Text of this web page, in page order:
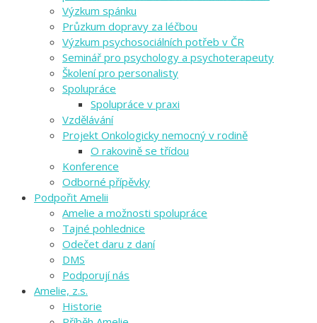
Výzkum spánku
Průzkum dopravy za léčbou
Výzkum psychosociálních potřeb v ČR
Seminář pro psychology a psychoterapeuty
Školení pro personalisty
Spolupráce
Spolupráce v praxi
Vzdělávání
Projekt Onkologicky nemocný v rodině
O rakovině se třídou
Konference
Odborné přípěvky
Podpořit Amelii
Amelie a možnosti spolupráce
Tajné pohlednice
Odečet daru z daní
DMS
Podporují nás
Amelie, z.s.
Historie